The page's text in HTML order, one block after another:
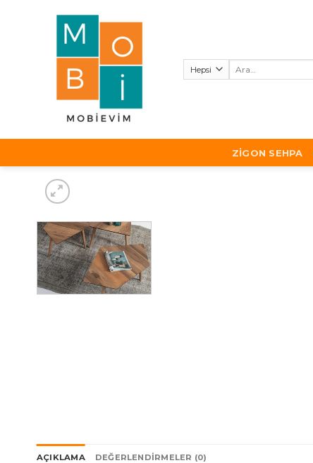
ZIGON SEHPA
AÇIKLAMA DEĞERLENDIRMELER (0)